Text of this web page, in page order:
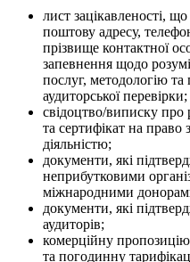
лист зацікавленості, що
поштову адресу,
прізвище контактної
запевнення щодо
послуг, методологію
аудиторської перевірки;
свідоцтво/виписку про
та сертифікат на право
діяльністю;
документи, які
неприбутковими
міжнародними
документи, які
аудиторів;
комерційну
та погодинну